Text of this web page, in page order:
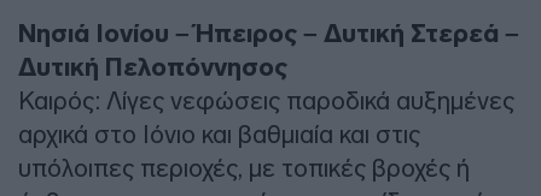
Νησιά Ιονίου – Ήπειρος – Δυτική Στερεά –
Δυτική Πελοπόννησος
Καιρός: Λίγες νεφώσεις παροδικά αυξημένες
αρχικά στο Ιόνιο και βαθμιαία και στις
υπόλοιπες περιοχές, με τοπικές βροχές ή